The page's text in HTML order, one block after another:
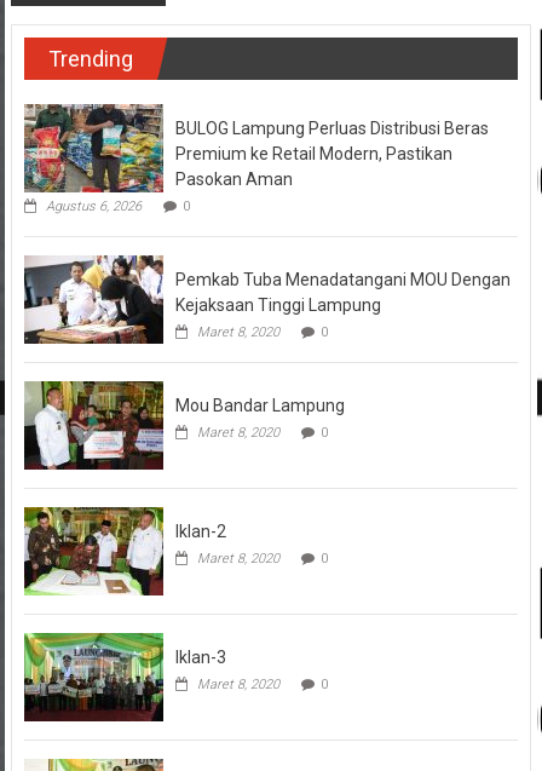
Trending
BULOG Lampung Perluas Distribusi Beras
Premium ke Retail Modern, Pastikan
Pasokan Aman
Agustus 6, 2026 0
Pemkab Tuba Menadatangani MOU Dengan
Kejaksaan Tinggi Lampung
Maret 8, 2020 0
Mou Bandar Lampung
Maret 8, 2020 0
Iklan-2
Maret 8, 2020 0
Iklan-3
Maret 8, 2020 0